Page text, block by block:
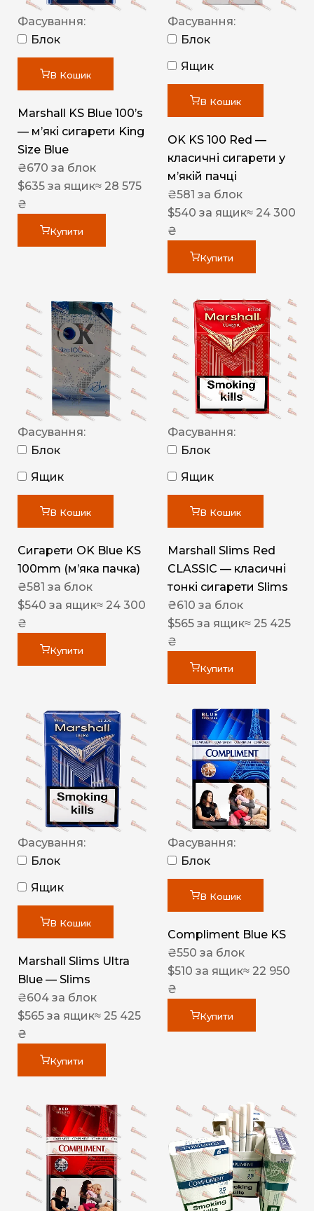
Фасування:
Блок
В Кошик
Marshall KS Blue 100’s
— м’які сигарети King
Size Blue
₴670 за блок
$635 за ящик≈ 28 575
₴
Купити
Фасування:
Блок
Ящик
В Кошик
OK KS 100 Red —
класичні сигарети у
м’якій пачці
₴581 за блок
$540 за ящик≈ 24 300
₴
Купити
Фасування:
Блок
Ящик
В Кошик
Сигарети OK Blue KS
100mm (м’яка пачка)
₴581 за блок
$540 за ящик≈ 24 300
₴
Купити
Фасування:
Блок
Ящик
В Кошик
Marshall Slims Red
CLASSIC — класичні
тонкі сигарети Slims
₴610 за блок
$565 за ящик≈ 25 425
₴
Купити
Фасування:
Блок
Ящик
В Кошик
Marshall Slims Ultra
Blue — Slims
₴604 за блок
$565 за ящик≈ 25 425
₴
Купити
Фасування:
Блок
В Кошик
Compliment Blue KS
₴550 за блок
$510 за ящик≈ 22 950
₴
Купити